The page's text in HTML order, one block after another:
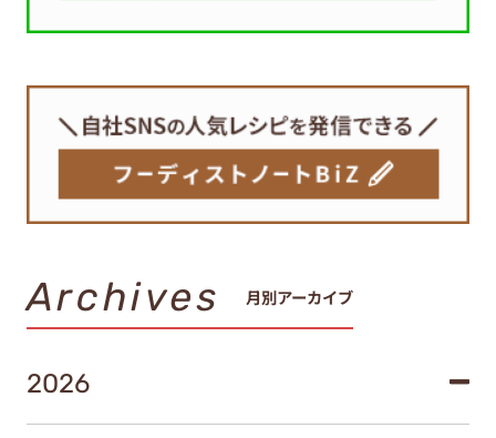
Archives 月別アーカイブ
2026